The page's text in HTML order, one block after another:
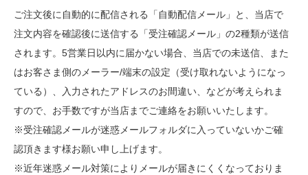
ご注文後に自動的に配信される「自動配信メール」と、当店で
注文内容を確認後に送信する「受注確認メール」の2種類が送信
されます。5営業日以内に届かない場合、当店での未送信、また
はお客さま側のメーラー/端末の設定（受け取れないようになっ
ている）、入力されたアドレスのお間違い、などが考えられま
すので、お手数ですが当店までご連絡をお願いいたします。
※受注確認メールが迷惑メールフォルダに入っていないかご確
認頂きます様お願い申し上げます。
※近年迷惑メール対策によりメールが届きにくくなっておりま